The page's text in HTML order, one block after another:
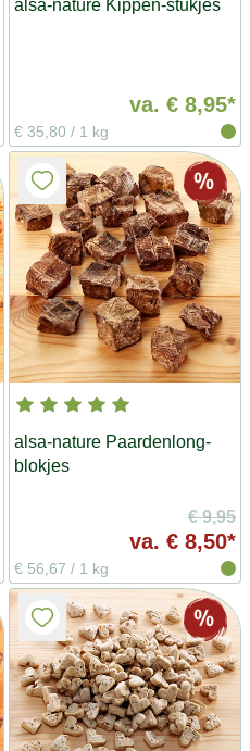
alsa-nature Kippen-stukjes
va. € 8,95*
€ 35,80 / 1 kg
alsa-nature Paardenlong-
blokjes
€ 9,95
va. € 8,50*
€ 56,67 / 1 kg